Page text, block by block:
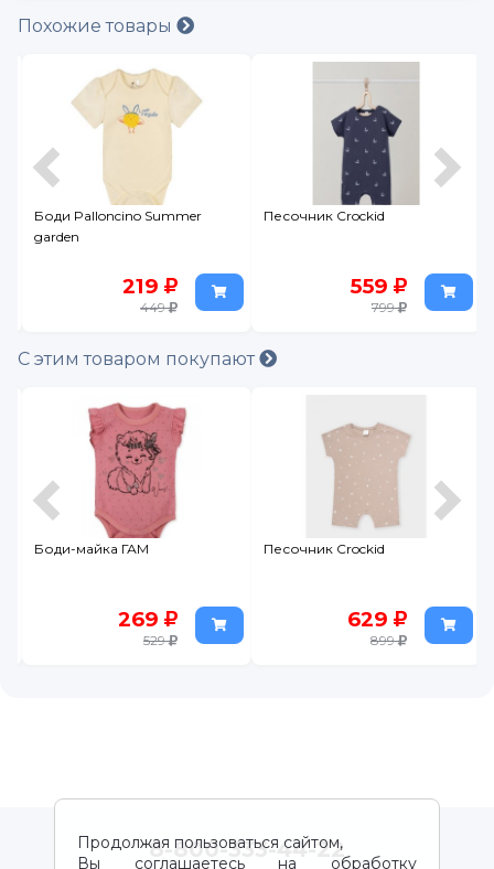
Похожие товары
Боди Palloncino Summer
garden
219
449
Песочник Crockid
559
799
С этим товаром покупают
Боди-майка ГАМ
269
529
Песочник Crockid
629
899
Продолжая пользоваться сайтом,
Вы соглашаетесь на обработку
8-800-333-44-22